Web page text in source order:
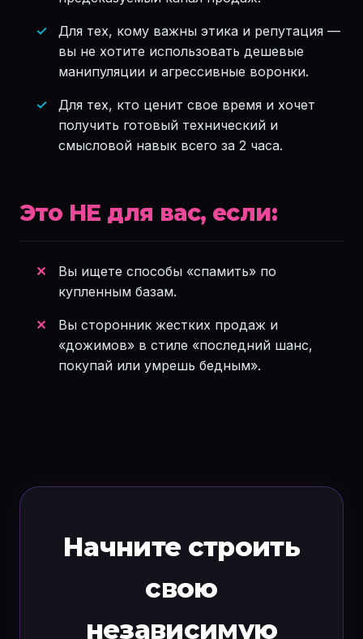
Для тех, кому важны этика и репутация —
вы не хотите использовать дешевые
манипуляции и агрессивные воронки.
Для тех, кто ценит свое время и хочет
получить готовый технический и
смысловой навык всего за 2 часа.
Это НЕ для вас, если:
Вы ищете способы «спамить» по
купленным базам.
Вы сторонник жестких продаж и
«дожимов» в стиле «последний шанс,
покупай или умрешь бедным».
Начните строить
свою
независимую